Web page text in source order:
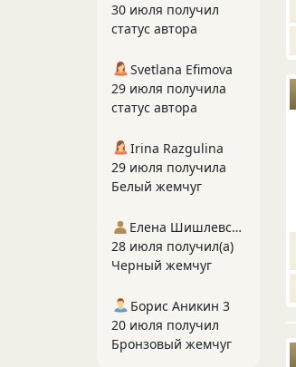
30 июля получил
статус автора
Svetlana Efimova
29 июля получила
статус автора
Irina Razgulina
29 июля получила
Белый жемчуг
Елена Шишлевская
28 июля получил(а)
Черный жемчуг
Борис Аникин 3
20 июля получил
Бронзовый жемчуг